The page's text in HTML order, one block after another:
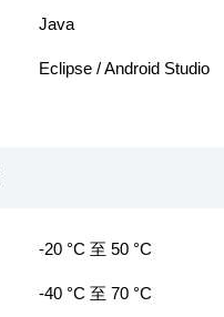
Java
Eclipse / Android Studio
-20 °C 至 50 °C
-40 °C 至 70 °C